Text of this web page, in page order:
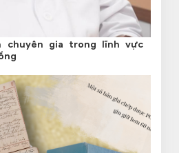
chuyên gia trong lĩnh vực